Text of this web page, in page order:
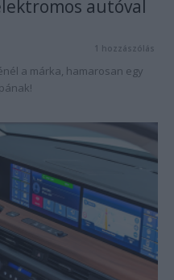
autóval
1 hozzászólás
a márka, hamarosan egy